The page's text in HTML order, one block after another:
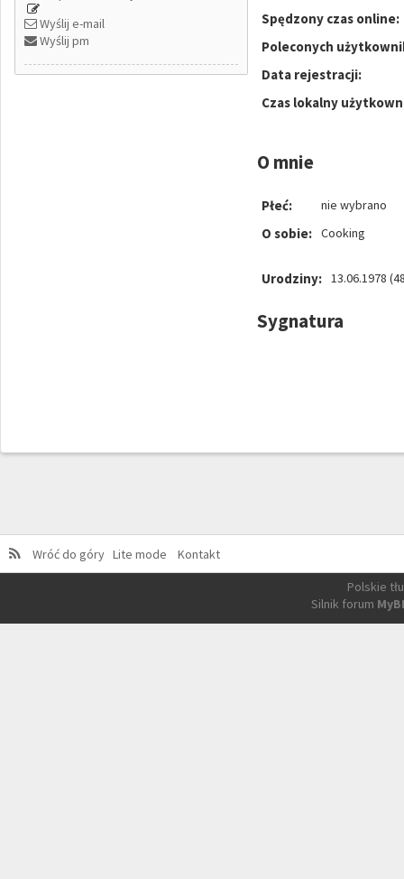
Wyślij e-mail
Wyślij pm
Spędzony czas online:
Poleconych
Data rejestracji:
Czas lokalny
O mnie
Płeć: nie wybrano
O sobie: Cooking
Urodziny: 13.06.1978
Sygnatura
Wróć do góry Lite mode
Kontakt
Polskie
Silnik forum